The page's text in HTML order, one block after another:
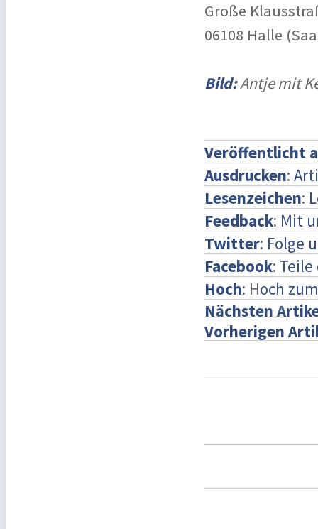
Große
06108 Halle
Bild:Antje mit
Veröffentlicht
Ausdrucken:
Lesenzeichen:
Feedback: Mit
Twitter: Folge
Facebook:
Hoch: Hoch
Nächsten
Vorherigen